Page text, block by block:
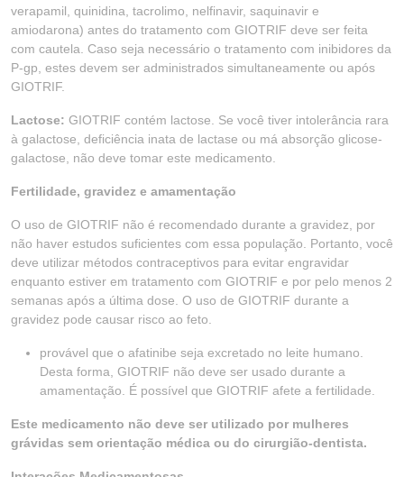
verapamil, quinidina, tacrolimo, nelfinavir, saquinavir e
amiodarona) antes do tratamento com GIOTRIF deve ser feita
com cautela. Caso seja necessário o tratamento com inibidores da
P-gp, estes devem ser administrados simultaneamente ou após
GIOTRIF.
Lactose: GIOTRIF contém lactose. Se você tiver intolerância rara
à galactose, deficiência inata de lactase ou má absorção glicose-
galactose, não deve tomar este medicamento.
Fertilidade, gravidez e amamentação
O uso de GIOTRIF não é recomendado durante a gravidez, por
não haver estudos suficientes com essa população. Portanto, você
deve utilizar métodos contraceptivos para evitar engravidar
enquanto estiver em tratamento com GIOTRIF e por pelo menos 2
semanas após a última dose. O uso de GIOTRIF durante a
gravidez pode causar risco ao feto.
provável que o afatinibe seja excretado no leite humano.
Desta forma, GIOTRIF não deve ser usado durante a
amamentação. É possível que GIOTRIF afete a fertilidade.
Este medicamento não deve ser utilizado por mulheres
grávidas sem orientação médica ou do cirurgião-dentista.